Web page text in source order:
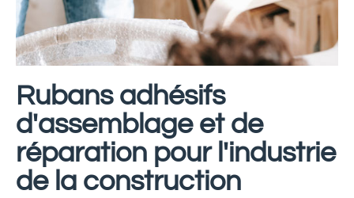
Rubans adhésifs
d'assemblage et de
réparation pour l'industrie
de la construction